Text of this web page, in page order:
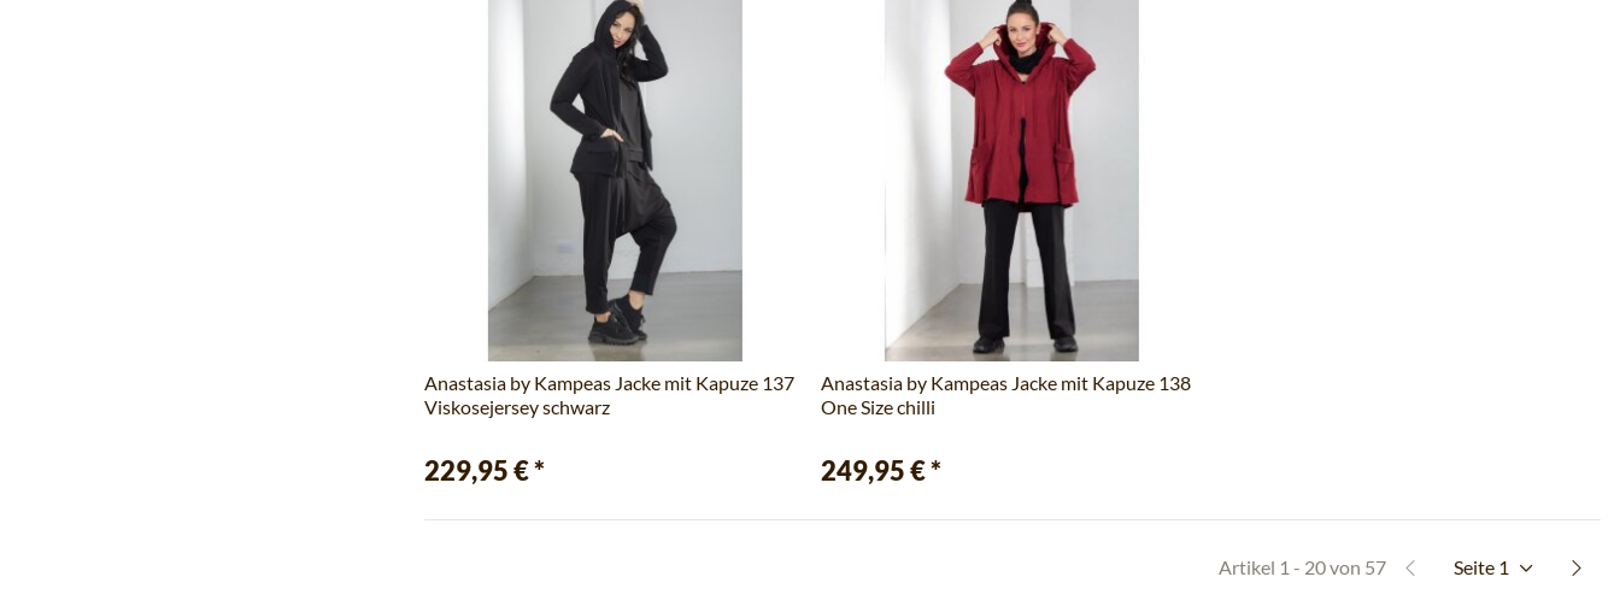
Anastasia by Kampeas Jacke mit Kapuze 137
Viskosejersey schwarz
229,95 €*
Anastasia by Kampeas Jacke mit Kapuze 138
One Size chilli
249,95 €*
Artikel 1 - 20 von 57 Seite 1